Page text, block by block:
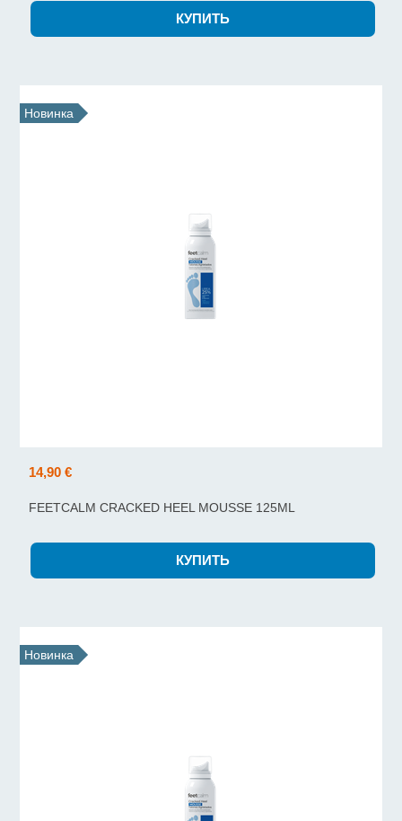
Новинка
14,90 €
FEETCALM CRACKED HEEL MOUSSE 125ML
Новинка